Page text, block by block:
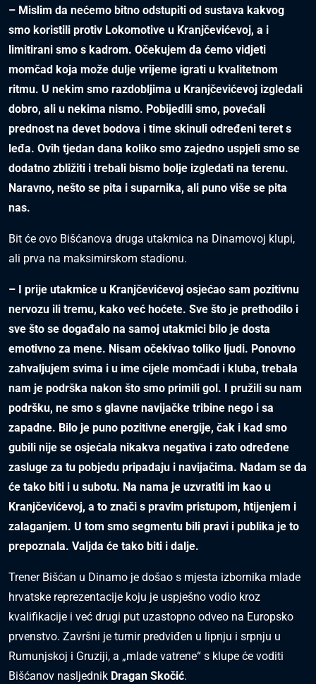
– Mislim da nećemo bitno odstupiti od sustava kakvog
smo koristili protiv Lokomotive u Kranjčevićevoj, a i
limitirani smo s kadrom. Očekujem da ćemo vidjeti
momčad koja može dulje vrijeme igrati u kvalitetnom
ritmu. U nekim smo razdobljima u Kranjčevićevoj izgledali
dobro, ali u nekima nismo. Pobijedili smo, povećali
prednost na devet bodova i time skinuli određeni teret s
leđa. Ovih tjedan dana koliko smo zajedno uspjeli smo se
dodatno zbližiti i trebali bismo bolje izgledati na terenu.
Naravno, nešto se pita i suparnika, ali puno više se pita
nas.
Bit će ovo Bišćanova druga utakmica na Dinamovoj klupi,
ali prva na maksimirskom stadionu.
– I prije utakmice u Kranjčevićevoj osjećao sam pozitivnu
nervozu ili tremu, kako već hoćete. Sve što je prethodilo i
sve što se događalo na samoj utakmici bilo je dosta
emotivno za mene. Nisam očekivao toliko ljudi. Ponovno
zahvaljujem svima i u ime cijele momčadi i kluba, trebala
nam je podrška nakon što smo primili gol. I pružili su nam
podršku, ne smo s glavne navijačke tribine nego i sa
zapadne. Bilo je puno pozitivne energije, čak i kad smo
gubili nije se osjećala nikakva negativa i zato određene
zasluge za tu pobjedu pripadaju i navijačima. Nadam se da
će tako biti i u subotu. Na nama je uzvratiti im kao u
Kranjčevićevoj, a to znači s pravim pristupom, htijenjem i
zalaganjem. U tom smo segmentu bili pravi i publika je to
prepoznala. Valjda će tako biti i dalje.
Trener Bišćan u Dinamo je došao s mjesta izbornika mlade
hrvatske reprezentacije koju je uspješno vodio kroz
kvalifikacije i već drugi put uzastopno odveo na Europsko
prvenstvo. Završni je turnir predviđen u lipnju i srpnju u
Rumunjskoj i Gruziji, a „mlade vatrene“ s klupe će voditi
Bišćanov nasljednik Dragan Skočić.